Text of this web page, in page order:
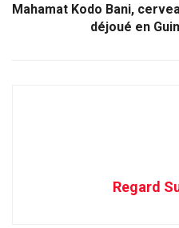
Mahamat Kodo Bani,
déjoué en
Regard